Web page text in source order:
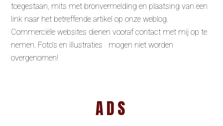
toegestaan, mits met bronvermelding en plaatsing van een
link naar het betreffende artikel op onze weblog.
Commerciële websites dienen vooraf contact met mij op te
nemen. Foto’s en illustraties mogen niet worden
overgenomen!
ADS